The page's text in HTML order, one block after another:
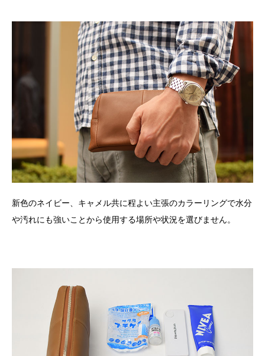
新色のネイビー、キャメル共に程よい主張のカラーリングで水分
や汚れにも強いことから使用する場所や状況を選びません。